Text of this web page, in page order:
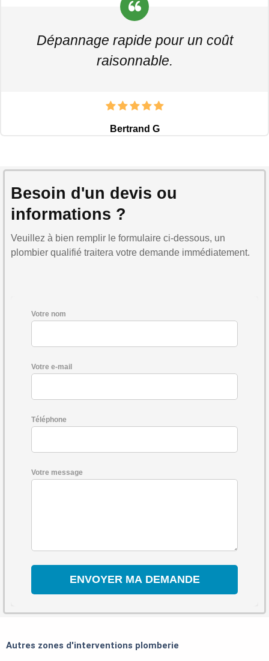
Dépannage rapide pour un coût
raisonnable.
Bertrand G
Besoin d'un devis ou
informations ?
Veuillez à bien remplir le formulaire ci-dessous, un
plombier qualifié traitera votre demande immédiatement.
Votre nom
Votre e-mail
Téléphone
Votre message
Autres zones d'interventions plomberie